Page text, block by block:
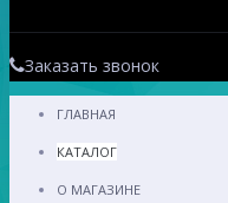
Заказать звонок
ГЛАВНАЯ
КАТАЛОГ
О МАГАЗИНЕ